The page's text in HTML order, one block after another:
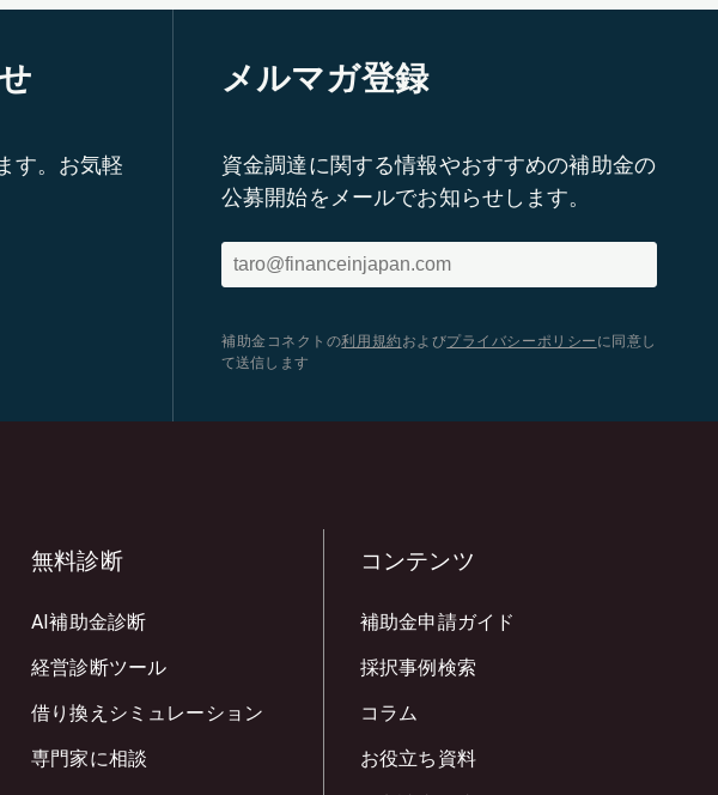
す。お気軽
メルマガ登録
資金調達に関する情報やおすすめの補助金の
公募開始をメールでお知らせします。
補助金コネクトの利用規約 およびプライバシーポリシー に同意し
て送信します
無料診断
AI補助金診断
経営診断ツール
借り換えシミュレーション
専門家に相談
コンテンツ
補助金申請ガイド
採択事例検索
コラム
お役立ち資料